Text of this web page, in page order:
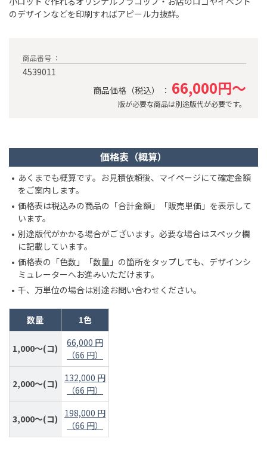
のデザインなどを印刷すればアピール力抜群。
商品番号 ：
4539011
商品価格（税込） ： 66,000円～
版が必要な商品は別途版代が必要です。
価格表（概算）
あくまでも概算です。お見積依頼後、マイページにて確定金額
をご案内します。
価格表は税込みの商品の「合計金額」「販売単価」を表示して
います。
別途版代がかかる場合がございます。必要な場合はスペック欄
に記載しています。
価格表の「色数」「数量」の箇所をタップしても、デザインシ
ミュレーターへお進みいただけます。
千、万単位の場合は別途お問い合わせください。
数量 1色
1,000～(コ)
66,000 円
（66 円）
2,000～(コ)
132,000 円
（66 円）
3,000～(コ)
198,000 円
（66 円）